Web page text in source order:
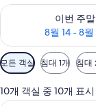
이번 주말
8월 14 - 8월
이번 주말 예약 가능
객
실
에
모든 객실 침대 1개 침대
10개 객실 중 10개 표